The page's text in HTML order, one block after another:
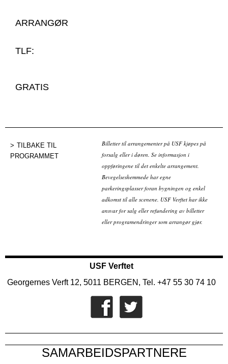
ARRANGØR
TLF:
GRATIS
TILBAKE TIL
PROGRAMMET
Billetter til arrangementer på USF kjøpes på
forsalg eller i døren. Se informasjon i
oppføringene til det enkelte arrangement.
Bevegelseshemmede har egne
parkeringsplasser foran bygningen og enkel
adkomst til alle scenene. USF Verftet har ikke
ansvar for salg eller refundering av billetter
eller programendringer som arrangør gjør.
USF Verftet
Georgernes Verft 12, 5011 BERGEN, Tel. +47 55 30 74 10
SAMARBEIDSPARTNERE